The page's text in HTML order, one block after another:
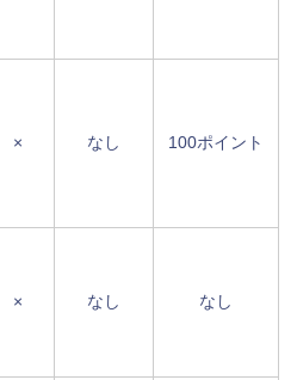
× なし 100ポイント
× なし なし